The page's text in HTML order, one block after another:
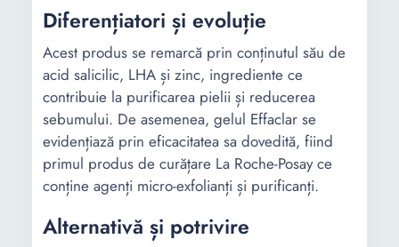
Diferențiatori și evoluție
Acest produs se remarcă prin conținutul său de
acid salicilic, LHA și zinc, ingrediente ce
contribuie la purificarea pielii și reducerea
sebumului. De asemenea, gelul Effaclar se
evidențiază prin eficacitatea sa dovedită, fiind
primul produs de curățare La Roche-Posay ce
conține agenți micro-exfolianți și purificanți.
Alternativă și potrivire